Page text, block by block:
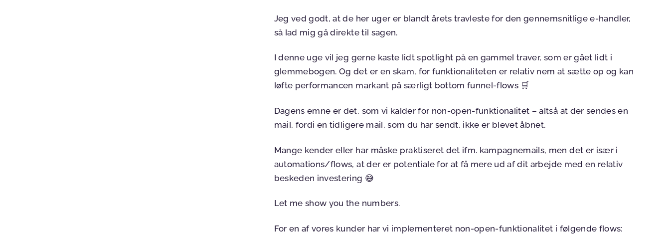
Jeg ved godt, at de her uger er blandt årets travleste for den gennemsnitlige e-handler,
så lad mig gå direkte til sagen.
I denne uge vil jeg gerne kaste lidt spotlight på en gammel traver, som er gået lidt i
glemmebogen. Og det er en skam, for funktionaliteten er relativ nem at sætte op og kan
løfte performancen markant på særligt bottom funnel-flows 🛒
Dagens emne er det, som vi kalder for non-open-funktionalitet – altså at der sendes en
mail, fordi en tidligere mail, som du har sendt, ikke er blevet åbnet.
Mange kender eller har måske praktiseret det ifm. kampagnemails, men det er især i
automations/flows, at der er potentiale for at få mere ud af dit arbejde med en relativ
beskeden investering 😅
Let me show you the numbers.
For en af vores kunder har vi implementeret non-open-funktionalitet i følgende flows: